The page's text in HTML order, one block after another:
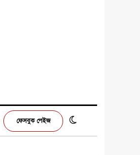
ফেসবুক পেইজ